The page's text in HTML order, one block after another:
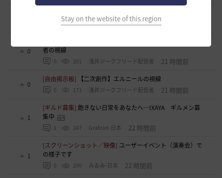
Stay on the website of this region
83 フォンバルト 18 時間前
0
者の視線
0 201 浅井ジークフリード配信者 21 時間前
0
[自由掲示板] 【二次創作】エルニールの視線
0 171 浅井ジークフリード配信者 21 時間前
1
[ギルド募集]飽きない日常をあなたへ…IXAYA ギルメン募
集中
1 247 Grafciel-日本 22 時間前
1
[スクリーンショット／映像] ユーザーイベント（演奏会）で
の様子です
0 200 みゐみ-日本 22 時間前